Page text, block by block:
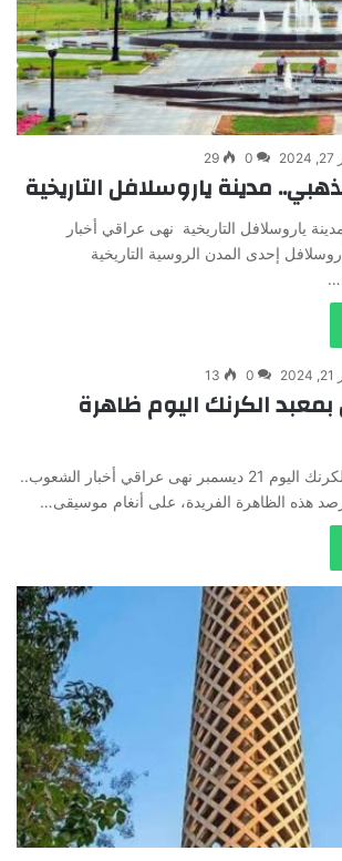
0
29
مدينة ياروسلافل التاريخية
ياروسلافل التاريخية نهى عراقي أخبار
إحدى المدن الروسية التاريخية
0
13
الكرنك اليوم ظاهرة
تعامد الشمس بمعبد الكرنك اليوم 21 ديسمبر نهى عراقي أخبار الشعوب..
هذه الظاهرة الفريدة، على أنغام موسيقى…